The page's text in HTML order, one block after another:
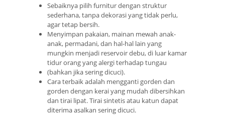
Sebaiknya pilih furnitur dengan struktur
sederhana, tanpa dekorasi yang tidak perlu,
agar tetap bersih.
Menyimpan pakaian, mainan mewah anak-
anak, permadani, dan hal-hal lain yang
mungkin menjadi reservoir debu, di luar kamar
tidur orang yang alergi terhadap tungau
(bahkan jika sering dicuci).
Cara terbaik adalah mengganti gorden dan
gorden dengan kerai yang mudah dibersihkan
dan tirai lipat. Tirai sintetis atau katun dapat
diterima asalkan sering dicuci.